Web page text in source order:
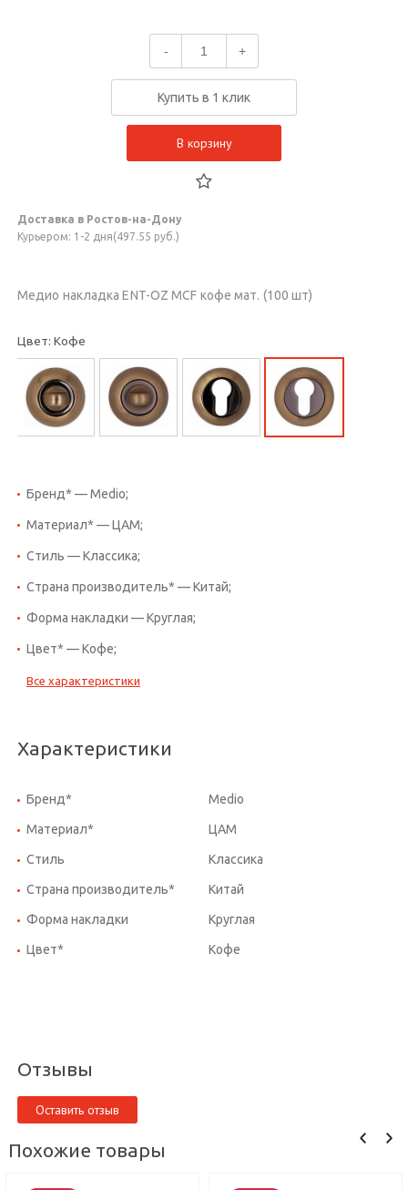
- +
Купить в 1 клик
В корзину
Доставка в Ростов-на-Дону
Курьером: 1-2 дня(497.55 руб.)
Медио накладка ENT-OZ MCF кофе мат. (100 шт)
Цвет: Кофе
Бренд* — Medio;
Материал* — ЦАМ;
Стиль — Классика;
Страна производитель* — Китай;
Форма накладки — Круглая;
Цвет* — Кофе;
Все характеристики
Характеристики
Бренд* Medio
Материал* ЦАМ
Стиль Классика
Страна производитель* Китай
Форма накладки Круглая
Цвет* Кофе
Отзывы
Оставить отзыв
Похожие товары